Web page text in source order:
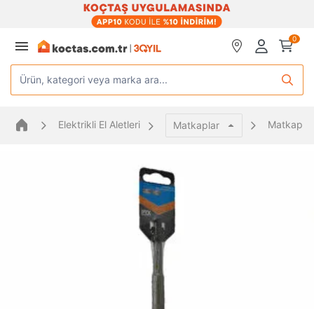
0
Ürün, kategori veya marka ara...
Elektrikli El Aletleri Matkaplar Matkap